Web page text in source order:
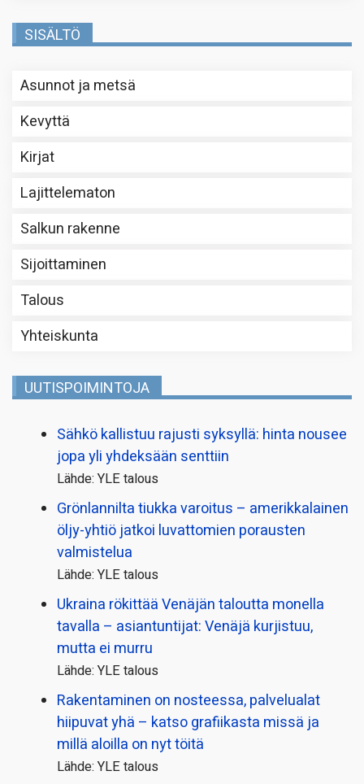
SISÄLTÖ
Asunnot ja metsä
Kevyttä
Kirjat
Lajittelematon
Salkun rakenne
Sijoittaminen
Talous
Yhteiskunta
UUTISPOIMINTOJA
Sähkö kallistuu rajusti syksyllä: hinta nousee
jopa yli yhdeksään senttiin
Lähde: YLE talous
Grönlannilta tiukka varoitus – amerikkalainen
öljy-yhtiö jatkoi luvattomien porausten
valmistelua
Lähde: YLE talous
Ukraina rökittää Venäjän taloutta monella
tavalla – asiantuntijat: Venäjä kurjistuu,
mutta ei murru
Lähde: YLE talous
Rakentaminen on nosteessa, palvelualat
hiipuvat yhä – katso grafiikasta missä ja
millä aloilla on nyt töitä
Lähde: YLE talous